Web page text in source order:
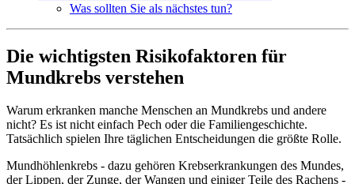
Was sollten Sie als nächstes tun?
Die wichtigsten Risikofaktoren für
Mundkrebs verstehen
Warum erkranken manche Menschen an Mundkrebs und andere
nicht? Es ist nicht einfach Pech oder die Familiengeschichte.
Tatsächlich spielen Ihre täglichen Entscheidungen die größte Rolle.
Mundhöhlenkrebs - dazu gehören Krebserkrankungen des Mundes,
der Lippen, der Zunge, der Wangen und einiger Teile des Rachens -